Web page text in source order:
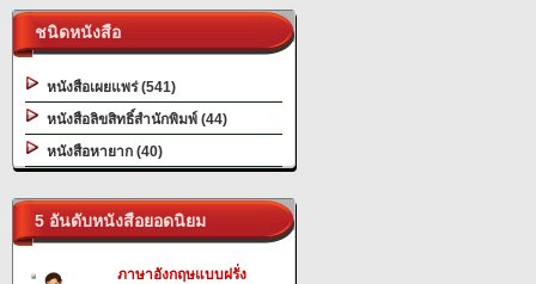
ชนิดหนังสือ
หนังสือเผยแพร่ (541)
หนังสือลิขสิทธิ์สำนักพิมพ์ (44)
หนังสือหายาก (40)
5 อันดับหนังสือยอดนิยม
ภาษาอังกฤษแบบฝรั่ง